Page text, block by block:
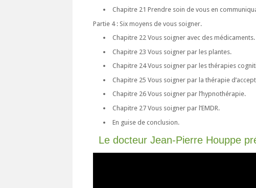
Chapitre 21 Prendre soin de vous en
Partie 4 : Six moyens de vous soigner.
Chapitre 22 Vous soigner avec des médicaments.
Chapitre 23 Vous soigner par les plantes.
Chapitre 24 Vous soigner par les thérapies
Chapitre 25 Vous soigner par la thérapie
Chapitre 26 Vous soigner par l’hypnothérapie.
Chapitre 27 Vous soigner par l’EMDR.
En guise de conclusion.
Le docteur Jean-Pierre Houppe